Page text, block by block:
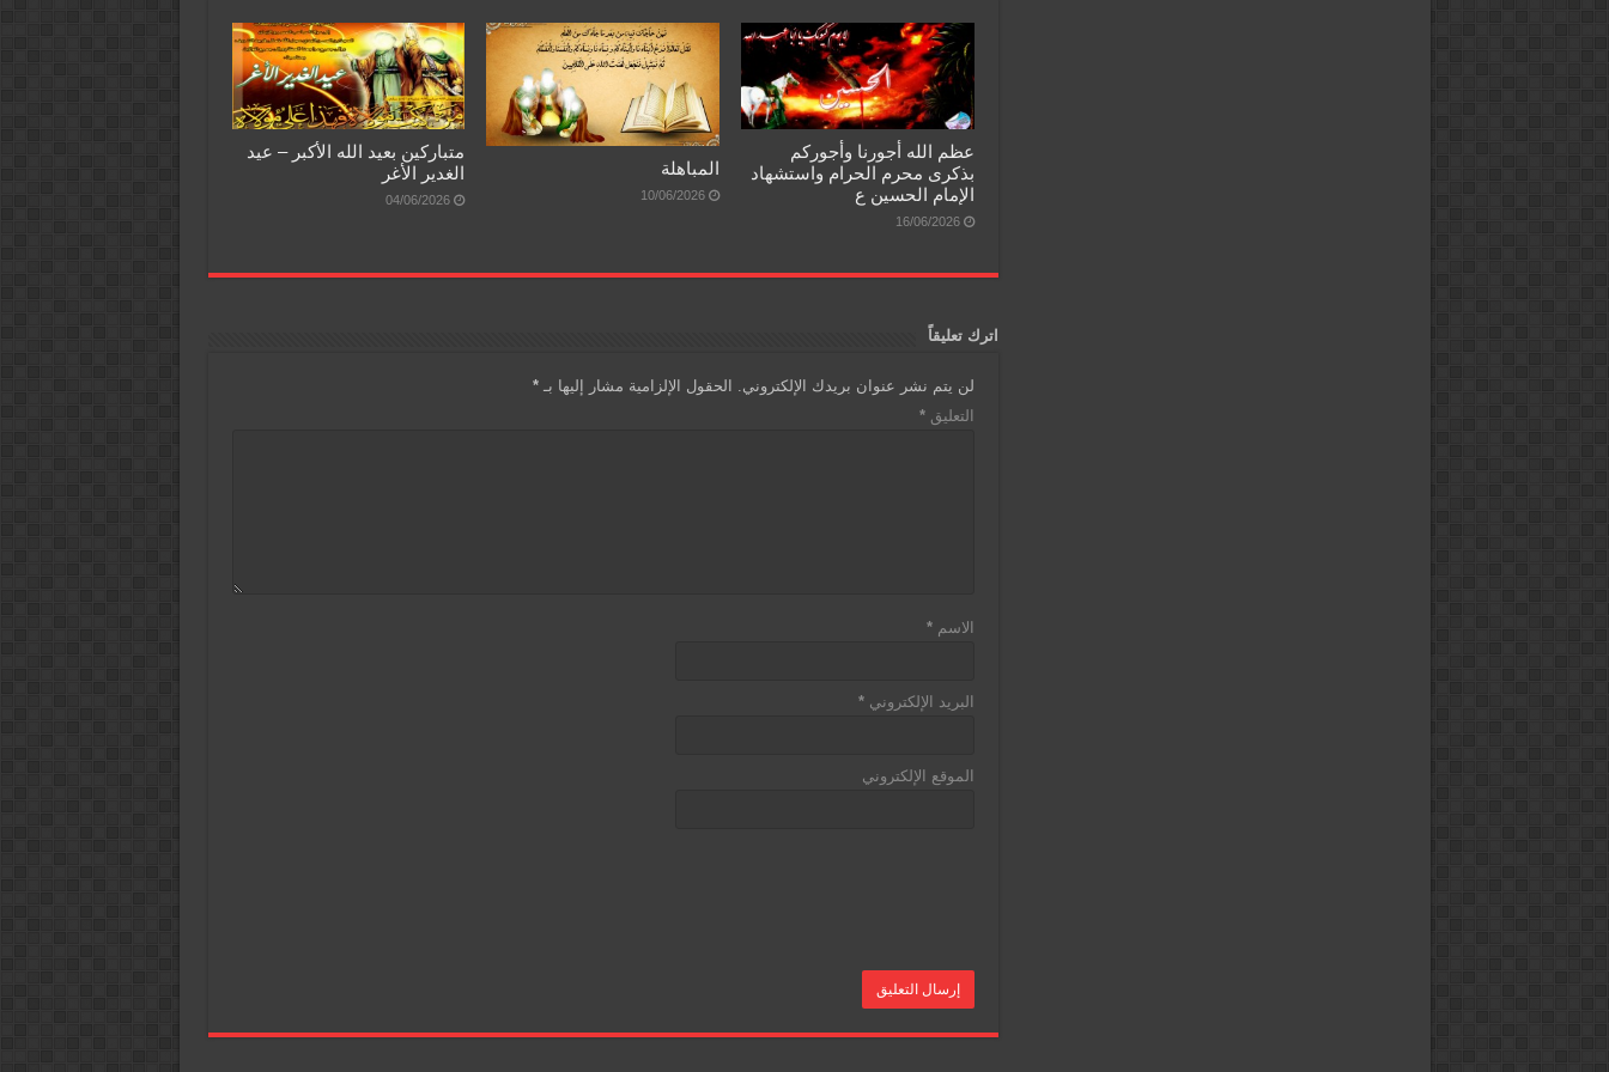
o
k
p
dl
عظم الله أجورنا وأجوركم
بذكرى محرم الحرام واستشهاد
الإمام الحسين ع
16/06/2026
المباهلة
10/06/2026
متباركين بعيد الله الأكبر – عيد
الغدير الأغر
04/06/2026
اترك تعليقاً
لن يتم نشر عنوان بريدك الإلكتروني. الحقول الإلزامية مشار إليها بـ*
التعليق*
الاسم*
البريد الإلكتروني*
الموقع الإلكتروني